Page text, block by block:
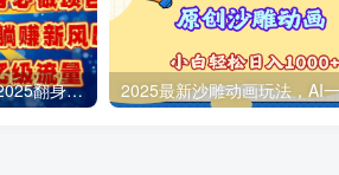
日赚6000+！普通人2025翻身必做项目，抖音Ai无人直播躺赚新风口，0门槛吃官方亿级流量